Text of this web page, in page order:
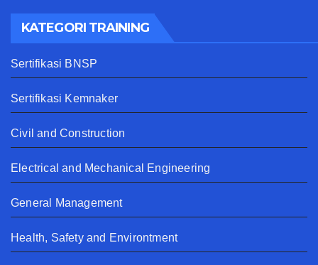
KATEGORI TRAINING
Sertifikasi BNSP
Sertifikasi Kemnaker
Civil and Construction
Electrical and Mechanical Engineering
General Management
Health, Safety and Environtment